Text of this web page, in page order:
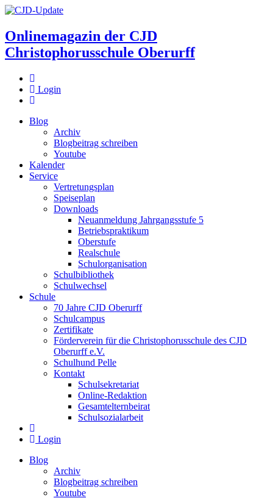
Onlinemagazin der CJD
Christophorusschule Oberurff
Login
Blog
Archiv
Blogbeitrag schreiben
Youtube
Kalender
Service
Vertretungsplan
Speiseplan
Downloads
Neuanmeldung Jahrgangsstufe 5
Betriebspraktikum
Oberstufe
Realschule
Schulorganisation
Schulbibliothek
Schulwechsel
Schule
70 Jahre CJD Oberurff
Schulcampus
Zertifikate
Förderverein für die Christophorusschule des CJD
Oberurff e.V.
Schulhund Pelle
Kontakt
Schulsekretariat
Online-Redaktion
Gesamtelternbeirat
Schulsozialarbeit
Login
Blog
Archiv
Blogbeitrag schreiben
Youtube